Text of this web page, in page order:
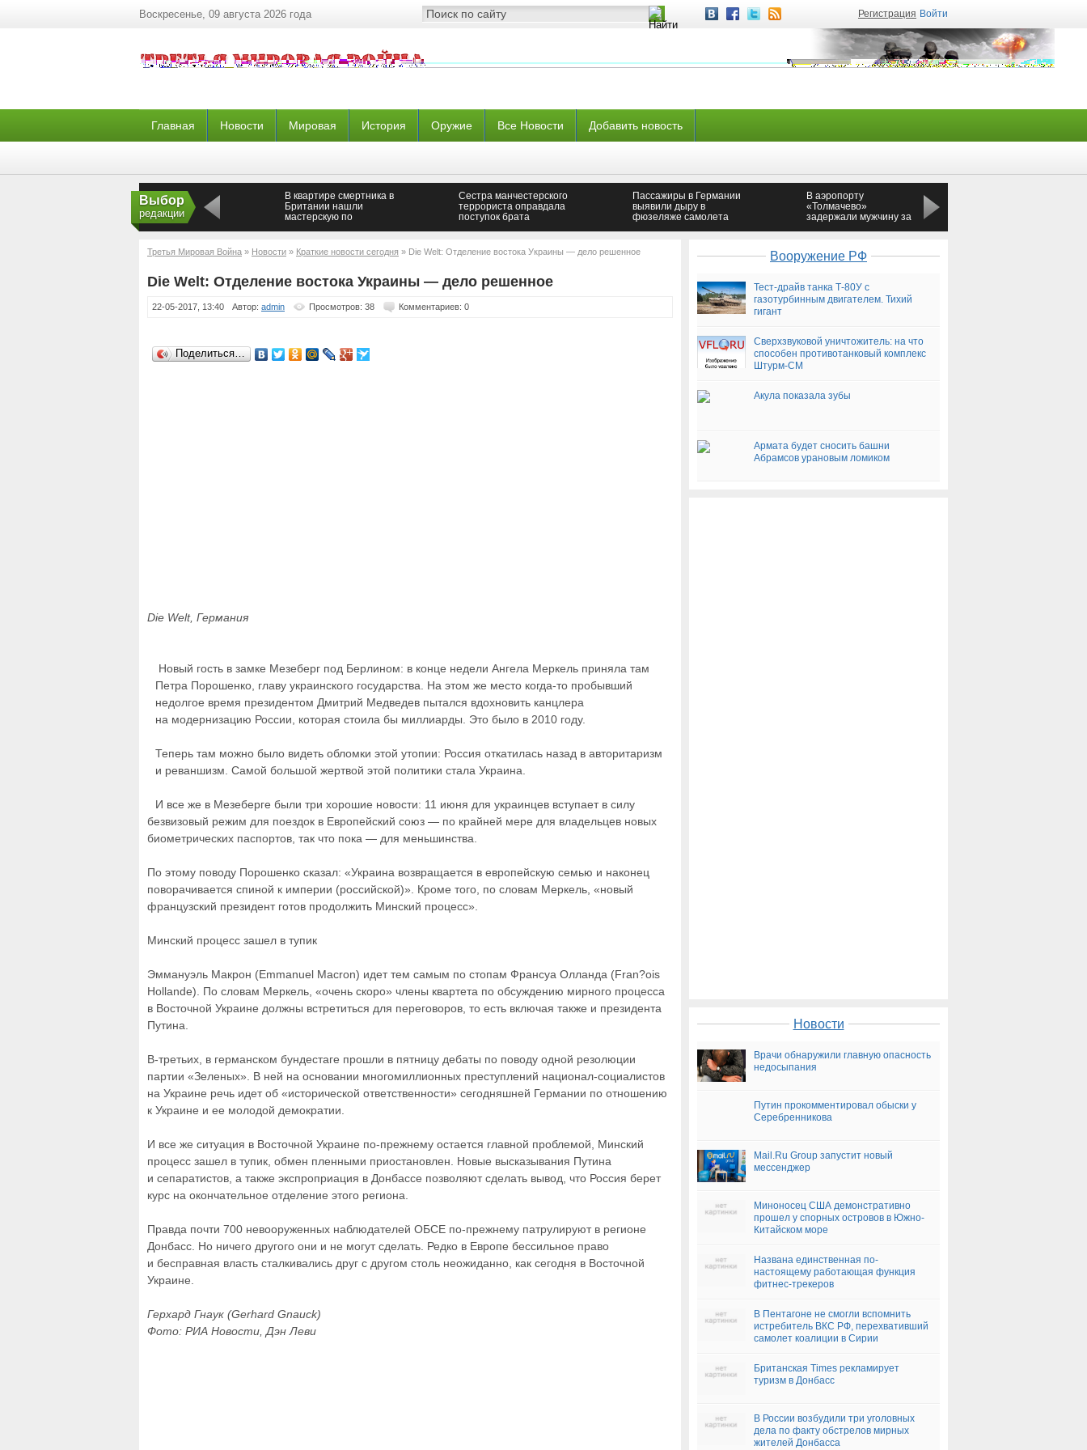
Воскресенье, 09 августа 2026 года Регистрация Войти
Главная Новости Мировая История Оружие Все Новости Добавить новость
Выбор
редакции
В квартире смертника в
Британии нашли
мастерскую по
Сестра манчестерского
террориста оправдала
поступок брата‍
Пассажиры в Германии
выявили дыру в
фюзеляже самолета
В аэропорту
«Толмачево»
задержали мужчину за
Третья Мировая Война » Новости » Краткие новости сегодня » Die Welt: Отделение востока Украины — дело решенное
Die Welt: Отделение востока Украины — дело решенное
22-05-2017, 13:40 Автор: admin Просмотров: 38 Комментариев: 0
Поделиться…
Die Welt, Германия
Новый гость в замке Мезеберг под Берлином: в конце недели Ангела Меркель приняла там
Петра Порошенко, главу украинского государства. На этом же место когда-то пробывший
недолгое время президентом Дмитрий Медведев пытался вдохновить канцлера
на модернизацию России, которая стоила бы миллиарды. Это было в 2010 году.
Теперь там можно было видеть обломки этой утопии: Россия откатилась назад в авторитаризм
и реваншизм. Самой большой жертвой этой политики стала Украина.
И все же в Мезеберге были три хорошие новости: 11 июня для украинцев вступает в силу
безвизовый режим для поездок в Европейский союз — по крайней мере для владельцев новых
биометрических паспортов, так что пока — для меньшинства.
По этому поводу Порошенко сказал: «Украина возвращается в европейскую семью и наконец
поворачивается спиной к империи (российской)». Кроме того, по словам Меркель, «новый
французский президент готов продолжить Минский процесс».
Минский процесс зашел в тупик
Эммануэль Макрон (Emmanuel Macron) идет тем самым по стопам Франсуа Олланда (Fran?ois
Hollande). По словам Меркель, «очень скоро» члены квартета по обсуждению мирного процесса
в Восточной Украине должны встретиться для переговоров, то есть включая также и президента
Путина.
В-третьих, в германском бундестаге прошли в пятницу дебаты по поводу одной резолюции
партии «Зеленых». В ней на основании многомиллионных преступлений национал-социалистов
на Украине речь идет об «исторической ответственности» сегодняшней Германии по отношению
к Украине и ее молодой демократии.
И все же ситуация в Восточной Украине по-прежнему остается главной проблемой, Минский
процесс зашел в тупик, обмен пленными приостановлен. Новые высказывания Путина
и сепаратистов, а также экспроприация в Донбассе позволяют сделать вывод, что Россия берет
курс на окончательное отделение этого региона.
Правда почти 700 невооруженных наблюдателей ОБСЕ по-прежнему патрулируют в регионе
Донбасс. Но ничего другого они и не могут сделать. Редко в Европе бессильное право
и бесправная власть сталкивались друг с другом столь неожиданно, как сегодня в Восточной
Украине.
Герхард Гнаук (Gerhard Gnauck)
Фото: РИА Новости, Дэн Леви
Вооружение РФ
Тест-драйв танка Т-80У с
газотурбинным двигателем. Тихий
гигант
Сверхзвуковой уничтожитель: на что
способен противотанковый комплекс
Штурм-СМ
Акула показала зубы
Армата будет сносить башни
Абрамсов урановым ломиком
Новости
Врачи обнаружили главную опасность
недосыпания
Путин прокомментировал обыски у
Серебренникова
Mail.Ru Group запустит новый
мессенджер
Миноносец США демонстративно
прошел у спорных островов в Южно-
Китайском море
Названа единственная по-
настоящему работающая функция
фитнес-трекеров
В Пентагоне не смогли вспомнить
истребитель ВКС РФ, перехвативший
самолет коалиции в Сирии
Британская Times рекламирует
туризм в Донбасс
В России возбудили три уголовных
дела по факту обстрелов мирных
жителей Донбасса